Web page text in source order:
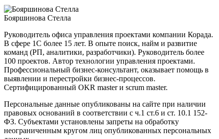
Бояршинова Стелла
Руководитель офиса управления проектами компании Корада.
В сфере 1С более 15 лет. В опыте поиск, найм и развитие
команд (РП, аналитики, разработчики). Руководитель более
100 проектов. Автор технологии управления проектами.
Профессиональный бизнес-консультант, оказывает помощь в
выявлении и перестройки бизнес-процессов.
Сертифицированный OKR master и scrum master.
Персональные данные опубликованы на сайте при наличии
правовых оснований в соответствии с ч.1 ст.6 и ст. 10.1 152-
ФЗ. Субъектами установлены запреты на обработку
неограниченным кругом лиц опубликованных персональных